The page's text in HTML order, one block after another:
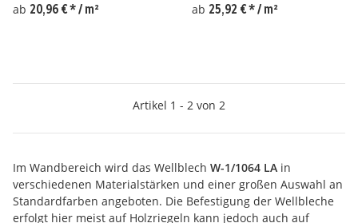
ab 20,96 €*/ m²
ab 25,92 €*/ m²
Artikel 1 - 2 von 2
Im Wandbereich wird das Wellblech W-1/1064 LA in
verschiedenen Materialstärken und einer großen Auswahl an
Standardfarben angeboten. Die Befestigung der Wellbleche
erfolgt hier meist auf Holzriegeln kann jedoch auch auf